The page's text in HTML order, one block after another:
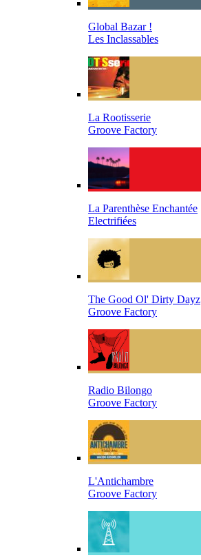
Global Bazar !
Les Inclassables
La Rootisserie
Groove Factory
La Parenthèse Enchantée
Electrifiées
The Good Ol' Dirty Dayz
Groove Factory
Radio Bilongo
Groove Factory
L'Antichambre
Groove Factory